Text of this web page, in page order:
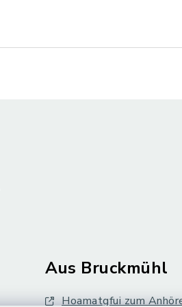
Aus Bruckmühl
Hoamatgfui zum